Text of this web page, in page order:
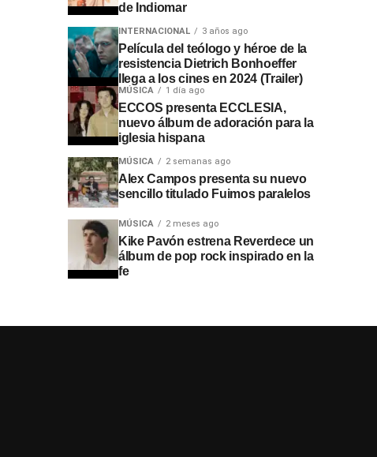
de Indiomar
INTERNACIONAL 3 años ago
Película del teólogo y héroe de la
resistencia Dietrich Bonhoeffer
llega a los cines en 2024 (Trailer)
MÚSICA 1 día ago
ECCOS presenta ECCLESIA,
nuevo álbum de adoración para la
iglesia hispana
MÚSICA 2 semanas ago
Alex Campos presenta su nuevo
sencillo titulado Fuimos paralelos
MÚSICA 2 meses ago
Kike Pavón estrena Reverdece un
álbum de pop rock inspirado en la
fe